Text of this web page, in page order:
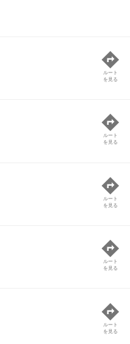
ルート
を見る
ルート
を見る
ルート
を見る
ルート
を見る
ルート
を見る